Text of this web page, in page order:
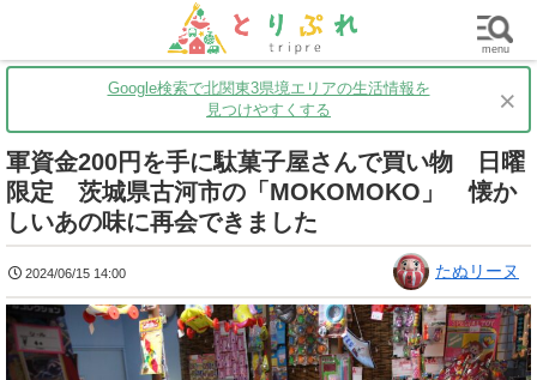
茨城 グルメ 買い物 子育て
Google検索で北関東3県境エリアの生活情報を
見つけやすくする
×
軍資金200円を手に駄菓子屋さんで買い物 日曜
限定 茨城県古河市の「MOKOMOKO」 懐か
しいあの味に再会できました
2024/06/15 14:00 たぬリーヌ
menu